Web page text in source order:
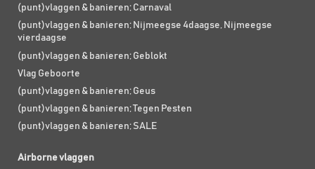
(punt)vlaggen & banieren; Carnaval
(punt)vlaggen & banieren; Nijmeegse 4daagse, Nijmeegse
vierdaagse
(punt)vlaggen & banieren; Geblokt
Vlag Geboorte
(punt)vlaggen & banieren; Geus
(punt)vlaggen & banieren; Tegen Pesten
(punt)vlaggen & banieren; SALE
Airborne vlaggen